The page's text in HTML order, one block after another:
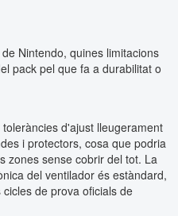
Nintendo, quines limitacions
pack pel que fa a durabilitat o
d'ajust lleugerament
i protectors, cosa que podria
zones sense cobrir del tot. La
del ventilador és estàndard,
de prova oficials de